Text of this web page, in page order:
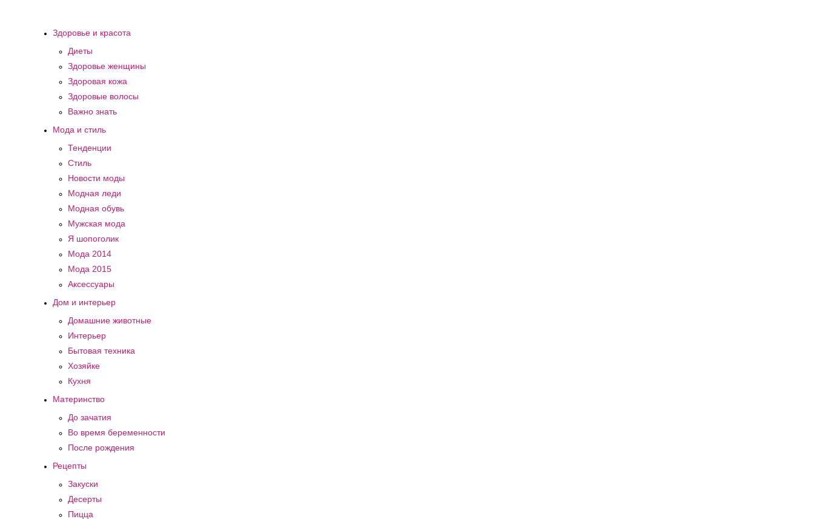
Здоровье и красота
Диеты
Здоровье женщины
Здоровая кожа
Здоровые волосы
Важно знать
Мода и стиль
Тенденции
Стиль
Новости моды
Модная леди
Модная обувь
Мужская мода
Я шопоголик
Мода 2014
Мода 2015
Аксессуары
Дом и интерьер
Домашние животные
Интерьер
Бытовая техника
Хозяйке
Кухня
Материнство
До зачатия
Во время беременности
После рождения
Рецепты
Закуски
Десерты
Пицца